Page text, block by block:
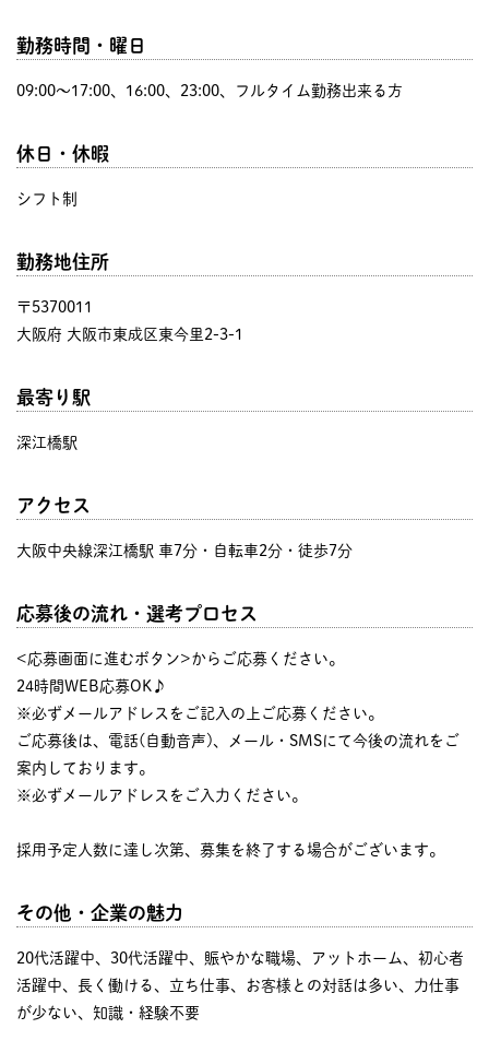
勤務時間・曜日
09:00〜17:00、16:00、23:00、フルタイム勤務出来る方
休日・休暇
シフト制
勤務地住所
〒5370011
大阪府 大阪市東成区東今里2-3-1
最寄り駅
深江橋駅
アクセス
大阪中央線深江橋駅 車7分・自転車2分・徒歩7分
応募後の流れ・選考プロセス
<応募画面に進むボタン>からご応募ください。
24時間WEB応募OK♪
※必ずメールアドレスをご記入の上ご応募ください。
ご応募後は、電話(自動音声)、メール・SMSにて今後の流れをご
案内しております。
※必ずメールアドレスをご入力ください。
採用予定人数に達し次第、募集を終了する場合がございます。
その他・企業の魅力
20代活躍中、30代活躍中、賑やかな職場、アットホーム、初心者
活躍中、長く働ける、立ち仕事、お客様との対話は多い、力仕事
が少ない、知識・経験不要